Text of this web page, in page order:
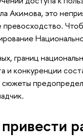
Акимова, это
превосходство.
границ
и конкуренции